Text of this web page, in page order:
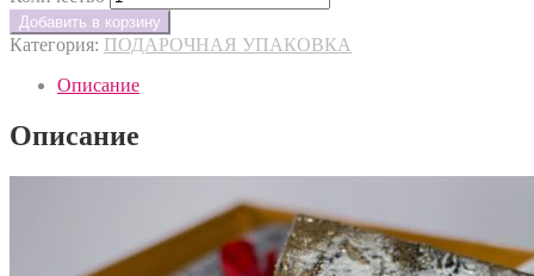
Добавить в корзину
Категория: ПОДАРОЧНАЯ УПАКОВКА
Описание
Описание